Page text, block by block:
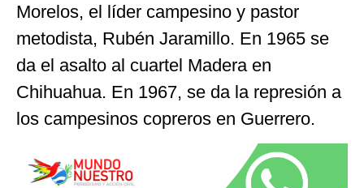
Morelos, el líder campesino y pastor
metodista, Rubén Jaramillo. En 1965 se
da el asalto al cuartel Madera en
Chihuahua. En 1967, se da la represión a
los campesinos copreros en Guerrero.